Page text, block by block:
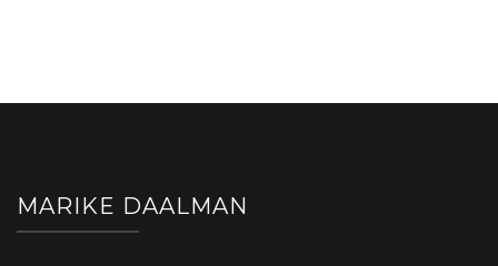
MARIKE DAALMAN